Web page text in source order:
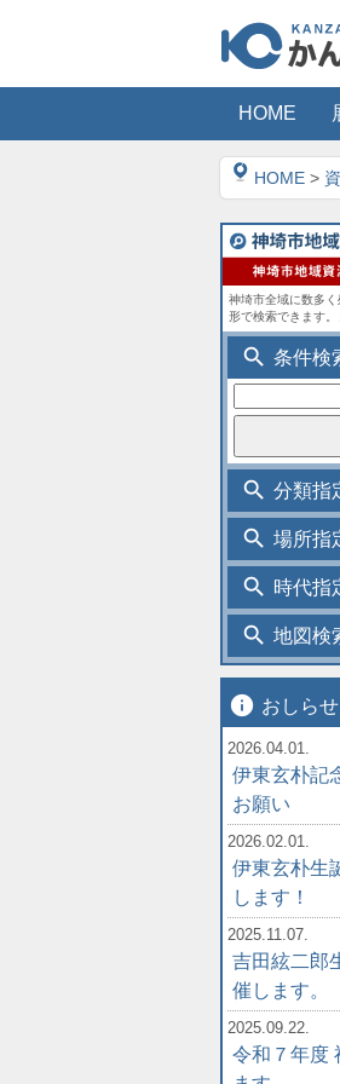
HOME
HOME >
神埼市全域に数多
形で検索できます。
search 条件検
search 分類指
search 場所指
search 時代指
search 地図検
info おしらせ
2026.04.01.
伊東玄朴記
お願い
2026.02.01.
伊東玄朴生
します！
2025.11.07.
吉田絃二郎
催します。
2025.09.22.
令和７年度